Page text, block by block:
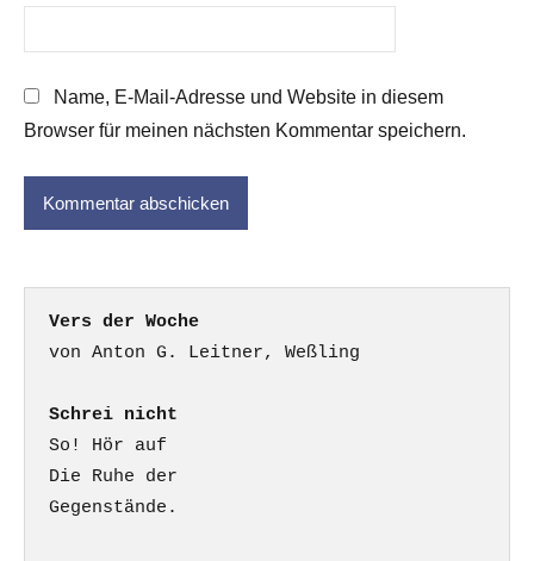
Name, E-Mail-Adresse und Website in diesem
Browser für meinen nächsten Kommentar speichern.
Vers der Woche
Schrei nicht
So! Hör auf
Die Ruhe der
Gegenstände.